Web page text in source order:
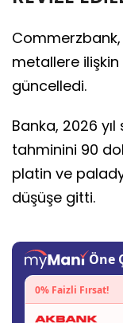
Commerzbank,
metallere
güncelledi.
Banka, 2026
tahminini 90
platin ve
düşüşe gitti.